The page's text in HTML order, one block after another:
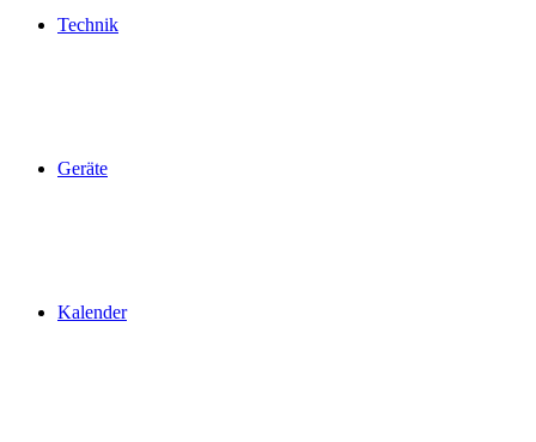
Technik
Geräte
Kalender